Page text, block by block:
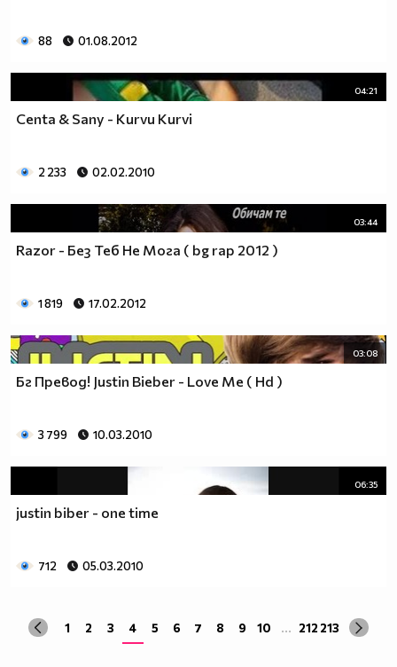
88 01.08.2012
04:21
Centa & Sany - Kurvи Kurvi
2 233 02.02.2010
03:44
Razor - Без Теб Не Мога ( bg rap 2012 )
1 819 17.02.2012
03:08
Бг Превод! Justin Bieber - Love Me ( Hd )
3 799 10.03.2010
06:35
justin biber - one time
712 05.03.2010
1 2 3 4 5 6 7 8 9 10 ... 212 213